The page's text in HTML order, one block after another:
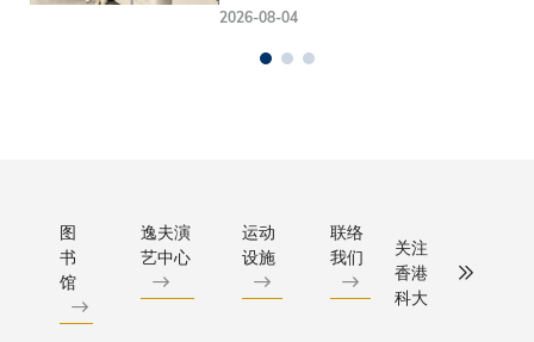
2026-08-04
图
书
馆
逸夫演
艺中心
运动
设施
联络
我们
关注
香港
科大